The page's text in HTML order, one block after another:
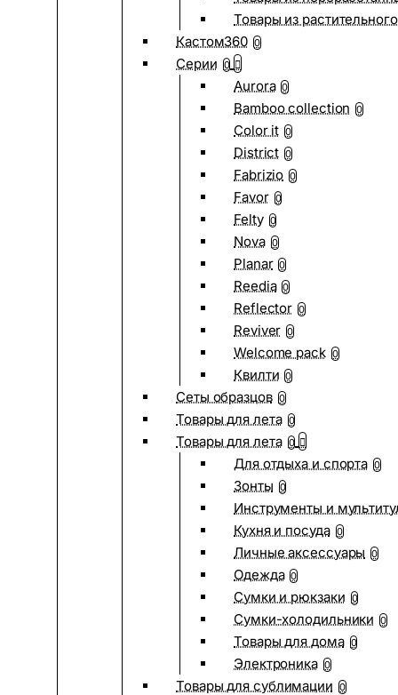
Товары из
Кастом360 0
Серии 0
Aurora 0
Bamboo collection 0
Color it 0
District 0
Fabrizio 0
Favor 0
Felty 0
Nova 0
Planar 0
Reedia 0
Reflector 0
Reviver 0
Welcome pack 0
Квилти 0
Сеты образцов 0
Товары для лета 0
Товары для лета 0
Для отдыха и спорта 0
Зонты 0
Инструменты и
Кухня и посуда 0
Личные аксессуары 0
Одежда 0
Сумки и рюкзаки 0
Сумки-холодильники 0
Товары для дома 0
Электроника 0
Товары для сублимации 0